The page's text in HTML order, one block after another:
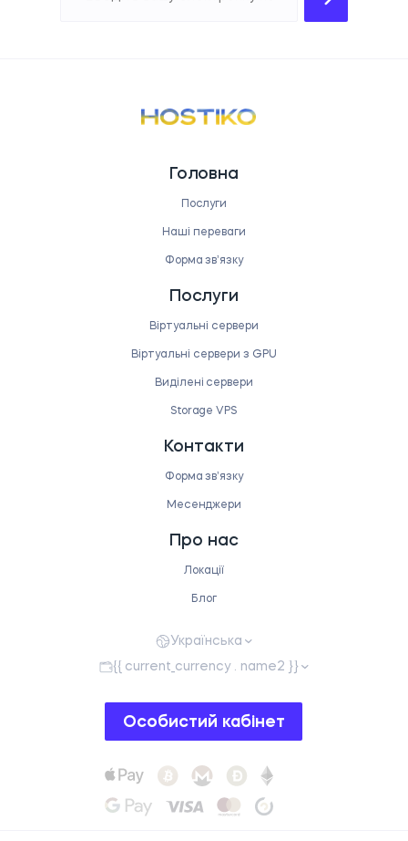
Головна
Послуги
Наші переваги
Форма звʼязку
Послуги
Віртуальні сервери
Віртуальні сервери з GPU
Виділені сервери
Storage VPS
Контакти
Форма звʼязку
Месенджери
Про нас
Локації
Блог
Українська
{{ current_currency . name2 }}
Особистий кабінет